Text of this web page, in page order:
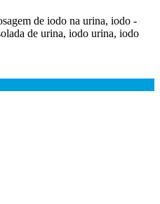
de iodo na urina, iodo -
de urina, iodo urina, iodo